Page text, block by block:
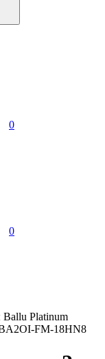
0
0
Ballu Platinum
FM-18HN8